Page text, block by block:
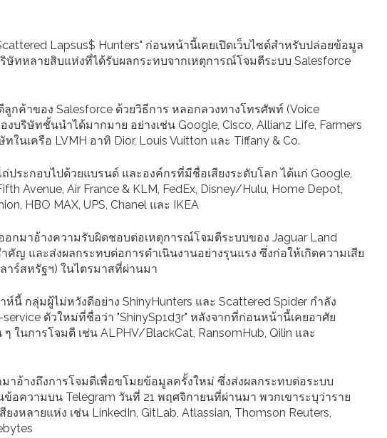
Lapsus$ Hunters" ก่อนหน้านี้เคยเปิดเว็บไซต์สำหรับปล่อยข้อมูล
ษัทหลายสิบแห่งที่ได้รับผลกระทบจากเหตุการณ์โจมตีระบบ Salesforce
กค้าของ Salesforce ด้วยวิธีการ หลอกลวงทางโทรศัพท์ (Voice
บริษัทชั้นนำได้มากมาย อย่างเช่น Google, Cisco, Allianz Life, Farmers
ในเครือ LVMH อาทิ Dior, Louis Vuitton และ Tiffany & Co.
ระกอบไปด้วยแบรนด์ และองค์กรที่มีชื่อเสียงระดับโลก ได้แก่ Google,
Avenue, Air France & KLM, FedEx, Disney/Hulu, Home Depot,
HBO MAX, UPS, Chanel และ IKEA
กมาอ้างความรับผิดชอบต่อเหตุการณ์โจมตีระบบของ Jaguar Land
ญ และส่งผลกระทบต่อการดำเนินงานอย่างรุนแรง ซึ่งก่อให้เกิดความเสีย
าร์สหรัฐฯ) ในไตรมาสที่ผ่านมา
นี้ กลุ่มผู้ไม่หวังดีอย่าง ShinyHunters และ Scattered Spider กำลัง
ตัวใหม่ที่ชื่อว่า "ShinySp1d3r" หลังจากที่ก่อนหน้านี้เคยอาศัย
ในการโจมตี เช่น ALPHV/BlackCat, RansomHub, Qilin และ
าอ้างถึงการโจมตีเพื่อขโมยข้อมูลครั้งใหม่ ซึ่งส่งผลกระทบต่อระบบ
อความบน Telegram วันที่ 21 พฤศจิกายนที่ผ่านมา พวกเขาระบุว่าราย
หลายแห่ง เช่น LinkedIn, GitLab, Atlassian, Thomson Reuters,